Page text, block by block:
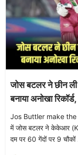
जोस बटलर ने छीन
बनाया अनोखा
Jos Buttler make
में जोस बटलर ने केकेआर
दम पर 60 गेंदों पर 9 चौकों